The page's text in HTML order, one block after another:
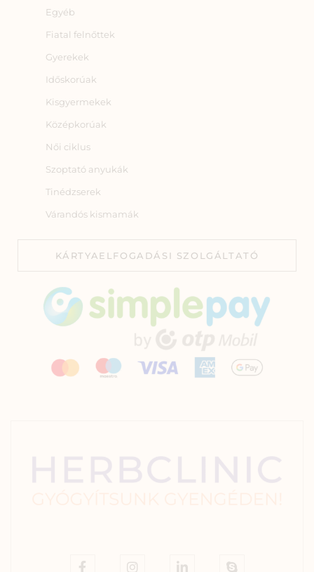
Egyéb
Fiatal felnőttek
Gyerekek
Időskorúak
Kisgyermekek
Középkorúak
Női ciklus
Szoptató anyukák
Tinédzserek
Várandós kismamák
KÁRTYAELFOGADÁSI SZOLGÁLTATÓ